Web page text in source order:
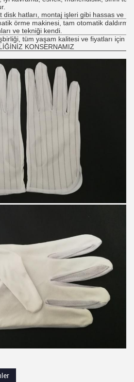
disk hatları, montaj işleri gibi hassas ve
örme makinesi, tam otomatik
ve tekniği kendi.
tüm yaşam kalitesi ve fiyatları için
KONSERNAMIZ